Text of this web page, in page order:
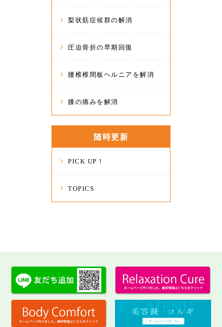
梨状筋症候群の解消
圧迫骨折の早期回復
腰椎椎間板ヘルニアを解消
膝の痛みを解消
随時更新
PICK UP！
TOPICS